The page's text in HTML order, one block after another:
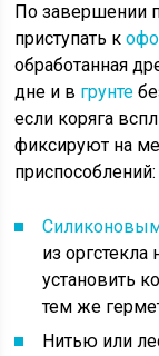
По завершении
приступать к
обработанная
дне и в грунте
если коряга
фиксируют на
приспособлений:
из
установить
тем же
Нитью или